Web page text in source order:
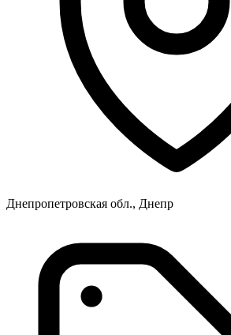
Днепропетровская обл., Днепр